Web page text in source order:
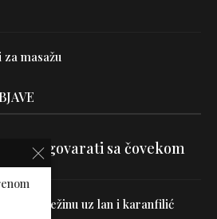
masažu
razgovarati sa čovekom
težinu uz lan i karanfilić